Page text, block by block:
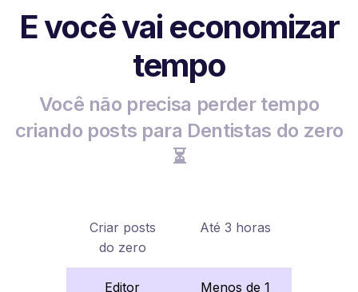
E você vai economizar
tempo
Você não precisa perder tempo
criando posts para Dentistas do zero
⏳
Criar posts
do zero
Até 3 horas
Editor
Menos de 1